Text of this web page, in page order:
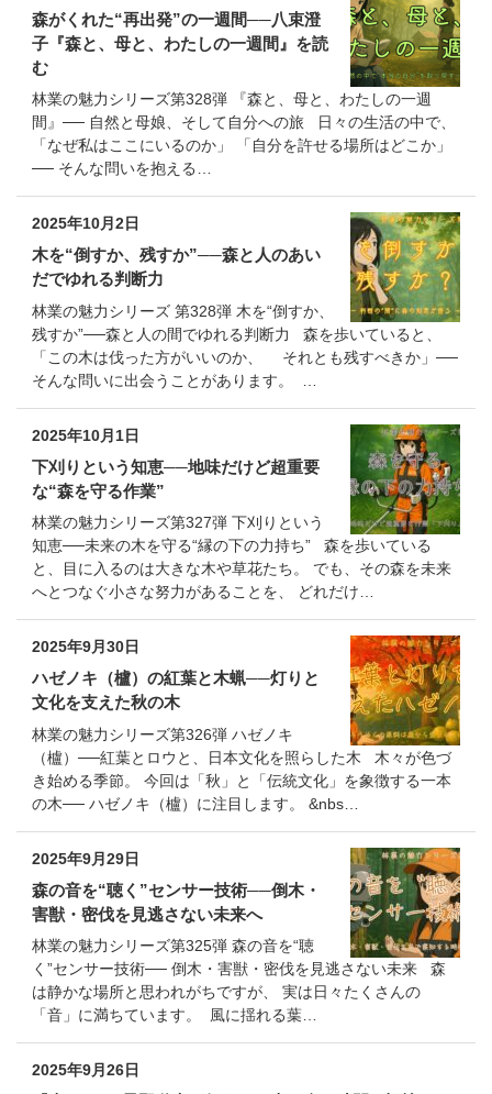
森がくれた“再出発”の一週間──八束澄
子『森と、母と、わたしの一週間』を読
む
林業の魅力シリーズ第328弾 『森と、母と、わたしの一週
間』── 自然と母娘、そして自分への旅 日々の生活の中で、
「なぜ私はここにいるのか」 「自分を許せる場所はどこか」
── そんな問いを抱える…
2025年10月2日
木を“倒すか、残すか”──森と人のあい
だでゆれる判断力
林業の魅力シリーズ 第328弾 木を“倒すか、
残すか”──森と人の間でゆれる判断力 森を歩いていると、
「この木は伐った方がいいのか、 それとも残すべきか」──
そんな問いに出会うことがあります。 …
2025年10月1日
下刈りという知恵──地味だけど超重要
な“森を守る作業”
林業の魅力シリーズ第327弾 下刈りという
知恵──未来の木を守る“縁の下の力持ち” 森を歩いている
と、目に入るのは大きな木や草花たち。 でも、その森を未来
へとつなぐ小さな努力があることを、 どれだけ…
2025年9月30日
ハゼノキ（櫨）の紅葉と木蝋──灯りと
文化を支えた秋の木
林業の魅力シリーズ第326弾 ハゼノキ
（櫨）──紅葉とロウと、日本文化を照らした木 木々が色づ
き始める季節。 今回は「秋」と「伝統文化」を象徴する一本
の木── ハゼノキ（櫨）に注目します。 &nbs…
2025年9月29日
森の音を“聴く”センサー技術──倒木・
害獣・密伐を見逃さない未来へ
林業の魅力シリーズ第325弾 森の音を“聴
く”センサー技術── 倒木・害獣・密伐を見逃さない未来 森
は静かな場所と思われがちですが、 実は日々たくさんの
「音」に満ちています。 風に揺れる葉…
2025年9月26日